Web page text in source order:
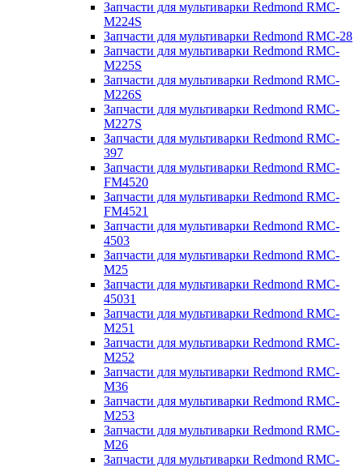
Запчасти для мультиварки Redmond RMC-
M224S
Запчасти для мультиварки Redmond RMC-28
Запчасти для мультиварки Redmond RMC-
M225S
Запчасти для мультиварки Redmond RMC-
M226S
Запчасти для мультиварки Redmond RMC-
M227S
Запчасти для мультиварки Redmond RMC-
397
Запчасти для мультиварки Redmond RMC-
FM4520
Запчасти для мультиварки Redmond RMC-
FM4521
Запчасти для мультиварки Redmond RMC-
4503
Запчасти для мультиварки Redmond RMC-
M25
Запчасти для мультиварки Redmond RMC-
45031
Запчасти для мультиварки Redmond RMC-
M251
Запчасти для мультиварки Redmond RMC-
M252
Запчасти для мультиварки Redmond RMC-
M36
Запчасти для мультиварки Redmond RMC-
M253
Запчасти для мультиварки Redmond RMC-
M26
Запчасти для мультиварки Redmond RMC-